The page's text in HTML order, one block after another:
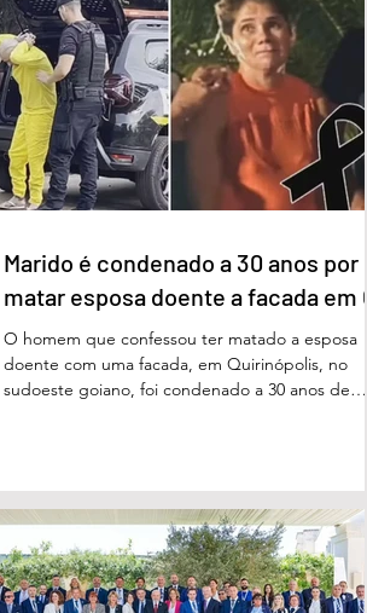
Marido é condenado a 30 anos por
matar esposa doente a facada em
O homem que confessou ter matado a esposa
doente com uma facada, em Quirinópolis, no
sudoeste goiano, foi condenado a 30 anos de
Acidente Vascular Cerebral (AVC) e estava em
condição de fragilidade física. De acordo com o
processo, Cléria foi morta com um único golpe
faca no pescoço, enquanto estava no quarto
repousando, desferido pelo